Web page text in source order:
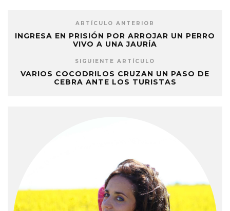
ARTÍCULO ANTERIOR
INGRESA EN PRISIÓN POR ARROJAR UN PERRO
VIVO A UNA JAURÍA
SIGUIENTE ARTÍCULO
VARIOS COCODRILOS CRUZAN UN PASO DE
CEBRA ANTE LOS TURISTAS